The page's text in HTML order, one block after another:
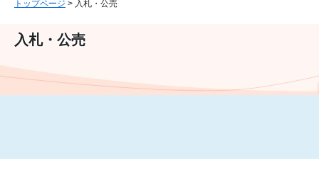
文
トップページ > 入札・公売
入札・公売